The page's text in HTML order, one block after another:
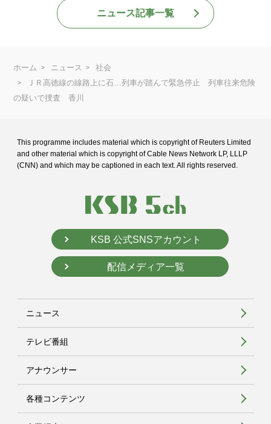
ニュース記事一覧
ホーム ニュース
社会
ＪＲ高徳線の線路上に石…列車が踏んで緊急停止 列車往来危険
の疑いで捜査 香川
This programme includes material which is copyright of Reuters Limited
and other material which is copyright of Cable News Network LP, LLLP
(CNN) and which may be captioned in each text. All rights reserved.
KSB 公式SNSアカウント
配信メディア一覧
ニュース
テレビ番組
アナウンサー
各種コンテンツ